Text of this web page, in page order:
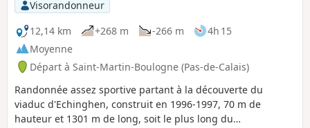
Visorandonneur
12,14 km
+268 m -266 m
4h 15
Moyenne
Départ à Saint-Martin-Boulogne (Pas-de-Calais)
Randonnée assez sportive partant à la découverte du
viaduc d'Echinghen, construit en 1996-1997, 70 m de
hauteur et 1301 m de long, soit le plus long du